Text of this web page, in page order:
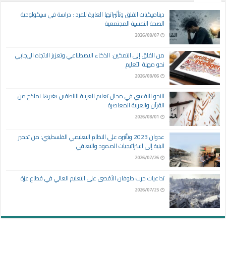
ديناميكيات القلق وتأثيراتها العابرة للفرد : دراسة في سيكولوجية
الصحة النفسية المجتمعية
2026/08/07
من القلق إلى التمكين: الذكاء الاصطناعي وتعزيز الاتجاه الإيجابي
نحو مهنة التعليم
2026/08/06
النحو النفسي في مجال تعليم العربية للناطقين بغيرها نماذج من
القرآن والعربية المعاصرة
2026/08/01
عدوان 2023 وتأثيره على النظام التعليمي الفلسطيني: من تدمير
البنية إلى استراتيجيات الصمود والتعافي
2026/07/26
تداعيات حرب طوفان الأقصى على التعليم العالي في قطاع غزة
2026/07/25